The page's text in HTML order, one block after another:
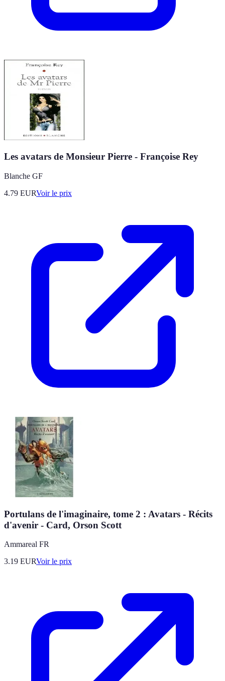
Les avatars de Monsieur Pierre - Françoise Rey
Blanche GF
4.79 EURVoir le prix
Portulans de l'imaginaire, tome 2 : Avatars - Récits
d'avenir - Card, Orson Scott
Ammareal FR
3.19 EURVoir le prix